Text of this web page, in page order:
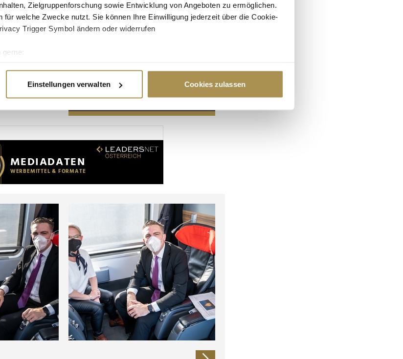
Zielgruppenforschung sowie Entwicklung von Angeboten zu ermöglichen.
für welche Zwecke nutzt. Sie können Ihre Einwilligung jederzeit über die Cookie-
Trigger Symbol ändern oder widerrufen
gerne:
Daten verarbeitet werden, und legen Sie Ihre Präferenzen im
zu personalisieren, Funktionen für soziale Medien anbieten zu können
Werbung und Analysen weiter. Unsere Partner führen diese Informationen
die Sie ihnen bereitgestellt haben oder die sie im Rahmen Ihrer Nutzung
Einstellungen verwalten Cookies zulassen